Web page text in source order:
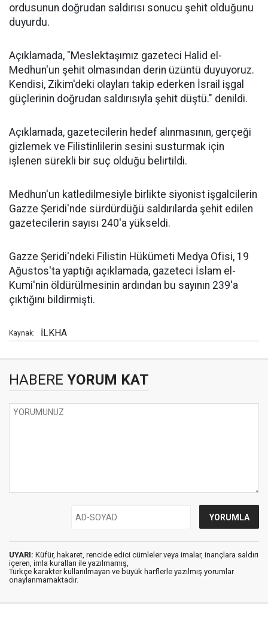
ordusunun doğrudan saldırısı sonucu şehit olduğunu
duyurdu.
Açıklamada, "Meslektaşımız gazeteci Halid el-
Medhun'un şehit olmasından derin üzüntü duyuyoruz.
Kendisi, Zikim'deki olayları takip ederken İsrail işgal
güçlerinin doğrudan saldırısıyla şehit düştü." denildi.
Açıklamada, gazetecilerin hedef alınmasının, gerçeği
gizlemek ve Filistinlilerin sesini susturmak için
işlenen sürekli bir suç olduğu belirtildi.
Medhun'un katledilmesiyle birlikte siyonist işgalcilerin
Gazze Şeridi'nde sürdürdüğü saldırılarda şehit edilen
gazetecilerin sayısı 240'a yükseldi.
Gazze Şeridi'ndeki Filistin Hükümeti Medya Ofisi, 19
Ağustos'ta yaptığı açıklamada, gazeteci İslam el-
Kumi'nin öldürülmesinin ardından bu sayının 239'a
çıktığını bildirmişti.
Kaynak: İLKHA
HABERE YORUM KAT
UYARI: Küfür, hakaret, rencide edici cümleler veya imalar, inançlara saldırı
içeren, imla kuralları ile yazılmamış,
Türkçe karakter kullanılmayan ve büyük harflerle yazılmış yorumlar
onaylanmamaktadır.